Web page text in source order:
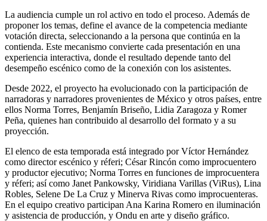
La audiencia cumple un rol activo en todo el proceso. Además de
proponer los temas, define el avance de la competencia mediante
votación directa, seleccionando a la persona que continúa en la
contienda. Este mecanismo convierte cada presentación en una
experiencia interactiva, donde el resultado depende tanto del
desempeño escénico como de la conexión con los asistentes.
Desde 2022, el proyecto ha evolucionado con la participación de
narradoras y narradores provenientes de México y otros países, entre
ellos Norma Torres, Benjamín Briseño, Lidia Zaragoza y Romer
Peña, quienes han contribuido al desarrollo del formato y a su
proyección.
El elenco de esta temporada está integrado por Víctor Hernández
como director escénico y réferi; César Rincón como improcuentero
y productor ejecutivo; Norma Torres en funciones de improcuentera
y réferi; así como Janet Pankowsky, Viridiana Varillas (ViRus), Lina
Robles, Selene De La Cruz y Minerva Rivas como improcuenteras.
En el equipo creativo participan Ana Karina Romero en iluminación
y asistencia de producción, y Ondu en arte y diseño gráfico.